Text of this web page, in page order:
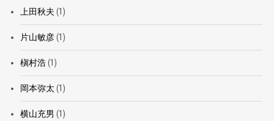
上田秋夫 (1)
片山敏彦(1)
槇村浩(1)
岡本弥太 (1)
横山充男 (1)